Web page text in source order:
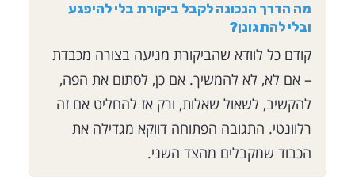
מה הדרך הנכונה לקבל ביקורת בלי להיפגע
ובלי להתגונן?
קודם כל לוודא שהביקורת מגיעה בצורה מכבדת
– אם לא, לא להמשיך. אם כן, לסתום את הפה,
להקשיב, לשאול שאלות, ורק אז להחליט אם זה
רלוונטי. התגובה הפתוחה דווקא מגדילה את
הכבוד שמקבלים מהצד השני.